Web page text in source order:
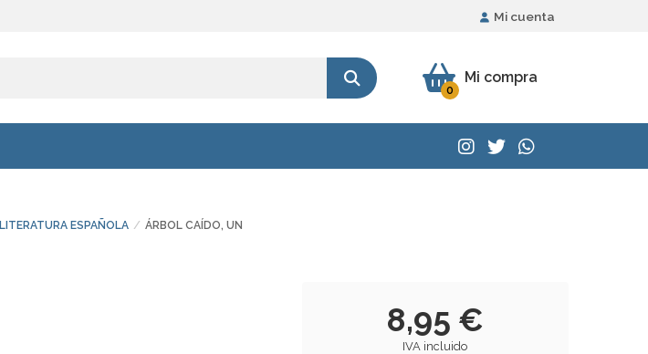
Mi cuenta
Mi compra
0
LITERATURA ESPAÑOLA ÁRBOL CAÍDO, UN
8,95 €
IVA incluido